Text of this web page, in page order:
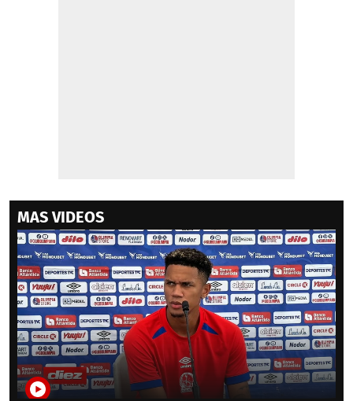
MAS VIDEOS